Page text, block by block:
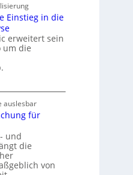
Einstieg in die
erweitert sein
um die
auslesbar
für
und
die
von